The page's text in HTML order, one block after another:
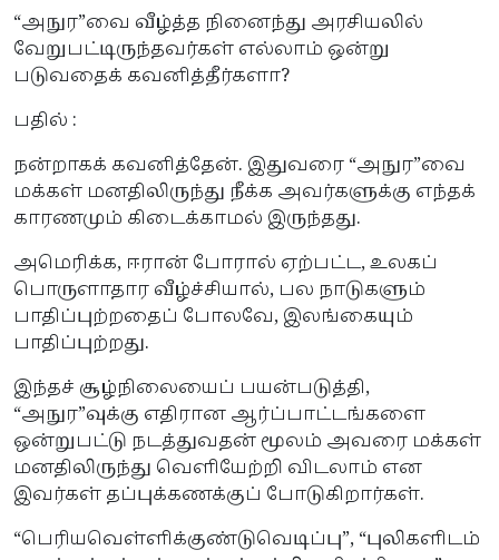
“அநுர”வை வீழ்த்த நினைந்து அரசியலில்
வேறுபட்டிருந்தவர்கள் எல்லாம் ஒன்று
படுவதைக் கவனித்தீர்களா?
பதில் :
நன்றாகக் கவனித்தேன். இதுவரை “அநுர”வை
மக்கள் மனதிலிருந்து நீக்க அவர்களுக்கு எந்தக்
காரணமும் கிடைக்காமல் இருந்தது.
அமெரிக்க, ஈரான் போரால் ஏற்பட்ட, உலகப்
பொருளாதார வீழ்ச்சியால், பல நாடுகளும்
பாதிப்புற்றதைப் போலவே, இலங்கையும்
பாதிப்புற்றது.
இந்தச் சூழ்நிலையைப் பயன்படுத்தி,
“அநுர”வுக்கு எதிரான ஆர்ப்பாட்டங்களை
ஒன்றுபட்டு நடத்துவதன் மூலம் அவரை மக்கள்
மனதிலிருந்து வெளியேற்றி விடலாம் என
இவர்கள் தப்புக்கணக்குப் போடுகிறார்கள்.
“பெரியவெள்ளிக்குண்டுவெடிப்பு”, “புலிகளிடம்